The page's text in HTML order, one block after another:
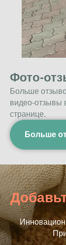
Фото-
Больше
видео-отзывы
странице.
Больше